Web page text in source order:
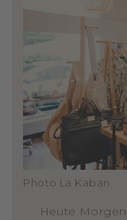
Photo La Kaban
Heute